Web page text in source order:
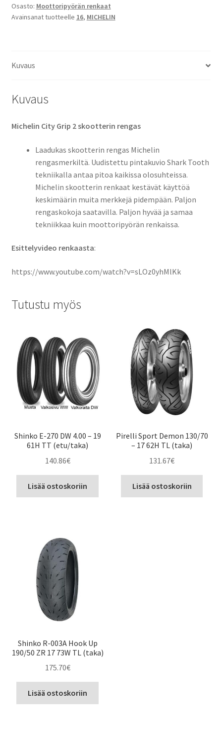
110/70
-
(etu)
Osasto: Moottoripyörän renkaat
Avainsanat tuotteelle 16, MICHELIN
Kuvaus
Kuvaus
Michelin City Grip 2 skootterin rengas
Laadukas skootterin rengas Michelin
rengasmerkiltä. Uudistettu pintakuvio Shark Tooth 
tekniikalla antaa pitoa kaikissa olosuhteissa.
Michelin skootterin renkaat kestävät käyttöä
keskimäärin muita merkkejä pidempään. Paljon
rengaskokoja saatavilla. Paljon hyvää ja samaa
tekniikkaa kuin moottoripyörän renkaissa.
Esittelyvideo renkaasta:
https://www.youtube.com/watch?v=sLOz0yhMlKk
Tutustu myös
Shinko E-270 DW 4.00 – 19
61H TT (etu/taka)
140.86€
Lisää ostoskoriin
Pirelli Sport Demon 130/70
– 17 62H TL (taka)
131.67€
Lisää ostoskoriin
Shinko R-003A Hook Up
190/50 ZR 17 73W TL (taka)
175.70€
Lisää ostoskoriin